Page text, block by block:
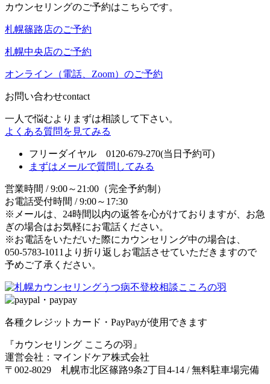
カウンセリングのご予約はこちらです。
札幌篠路店のご予約
札幌中央店のご予約
オンライン（電話、Zoom）のご予約
お問い合わせcontact
一人で悩むよりまずは相談して下さい。
よくある質問を見てみる
フリーダイヤル 0120-679-270(当日予約可)
まずはメールで質問してみる
営業時間 / 9:00～21:00（完全予約制）
お電話受付時間 / 9:00～17:30
※メールは、24時間以内の返答を心がけておりますが、お急
ぎの場合はお気軽にお電話ください。
※お電話をいただいた際にカウンセリング中の場合は、
050-5783-1011より折り返しお電話させていただきますので
予めご了承ください。
各種クレジットカード・PayPayが使用できます
『カウンセリング こころの羽』
運営会社：マインドケア株式会社
〒002-8029 札幌市北区篠路9条2丁目4-14 / 無料駐車場完備